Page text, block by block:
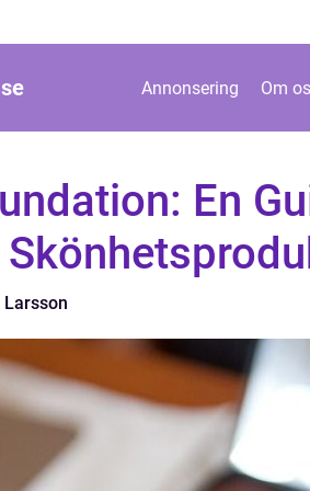
se Annonsering Om
En